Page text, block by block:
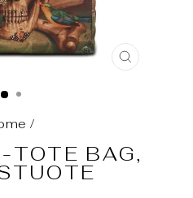
SULJE
/
TOTE BAG,